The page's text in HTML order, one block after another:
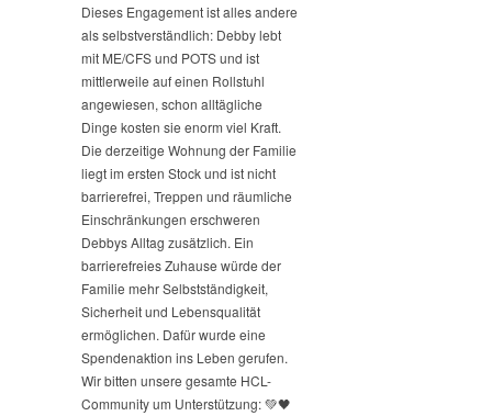
Dieses Engagement ist alles andere
als selbstverständlich: Debby lebt
mit ME/CFS und POTS und ist
mittlerweile auf einen Rollstuhl
angewiesen, schon alltägliche
Dinge kosten sie enorm viel Kraft.
Die derzeitige Wohnung der Familie
liegt im ersten Stock und ist nicht
barrierefrei, Treppen und räumliche
Einschränkungen erschweren
Debbys Alltag zusätzlich. Ein
barrierefreies Zuhause würde der
Familie mehr Selbstständigkeit,
Sicherheit und Lebensqualität
ermöglichen. Dafür wurde eine
Spendenaktion ins Leben gerufen.
Wir bitten unsere gesamte HCL-
Community um Unterstützung: 💚🖤